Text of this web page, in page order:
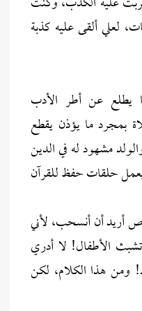
لعلي ألقى عليه كذبة
يطلع عن أطر الأدب
بمجرد ما يؤذن يقطع
مشهود له في الدين
يعمل حلقات حفظ للقرآن
أريد أن أنسحب، لأني
الأطفال! لا أدري
ومن هذا الكلام، لكن